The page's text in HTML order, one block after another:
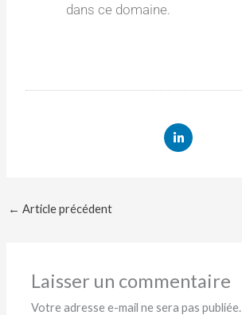
dans ce domaine.
L
i
n
← Article précédent
Laisser un commentaire
Votre adresse e-mail ne sera pas publiée.